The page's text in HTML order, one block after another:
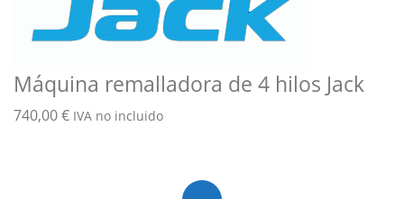
Máquina remalladora de 4 hilos Jack
740,00€ IVA no incluido